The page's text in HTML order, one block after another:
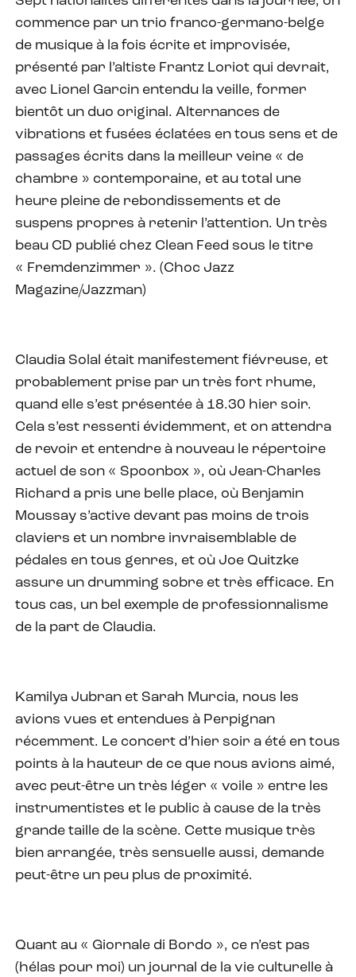
commence par un trio franco-germano-belge
de musique à la fois écrite et improvisée,
présenté par l’altiste Frantz Loriot qui devrait,
avec Lionel Garcin entendu la veille, former
bientôt un duo original. Alternances de
vibrations et fusées éclatées en tous sens et de
passages écrits dans la meilleur veine « de
chambre » contemporaine, et au total une
heure pleine de rebondissements et de
suspens propres à retenir l’attention. Un très
beau CD publié chez Clean Feed sous le titre
« Fremdenzimmer ». (Choc Jazz
Magazine/Jazzman)
Claudia Solal était manifestement fiévreuse, et
probablement prise par un très fort rhume,
quand elle s’est présentée à 18.30 hier soir.
Cela s’est ressenti évidemment, et on attendra
de revoir et entendre à nouveau le répertoire
actuel de son « Spoonbox », où Jean-Charles
Richard a pris une belle place, où Benjamin
Moussay s’active devant pas moins de trois
claviers et un nombre invraisemblable de
pédales en tous genres, et où Joe Quitzke
assure un drumming sobre et très efficace. En
tous cas, un bel exemple de professionnalisme
de la part de Claudia.
Kamilya Jubran et Sarah Murcia, nous les
avions vues et entendues à Perpignan
récemment. Le concert d’hier soir a été en tous
points à la hauteur de ce que nous avions aimé,
avec peut-être un très léger « voile » entre les
instrumentistes et le public à cause de la très
grande taille de la scène. Cette musique très
bien arrangée, très sensuelle aussi, demande
peut-être un peu plus de proximité.
Quant au « Giornale di Bordo », ce n’est pas
(hélas pour moi) un journal de la vie culturelle à